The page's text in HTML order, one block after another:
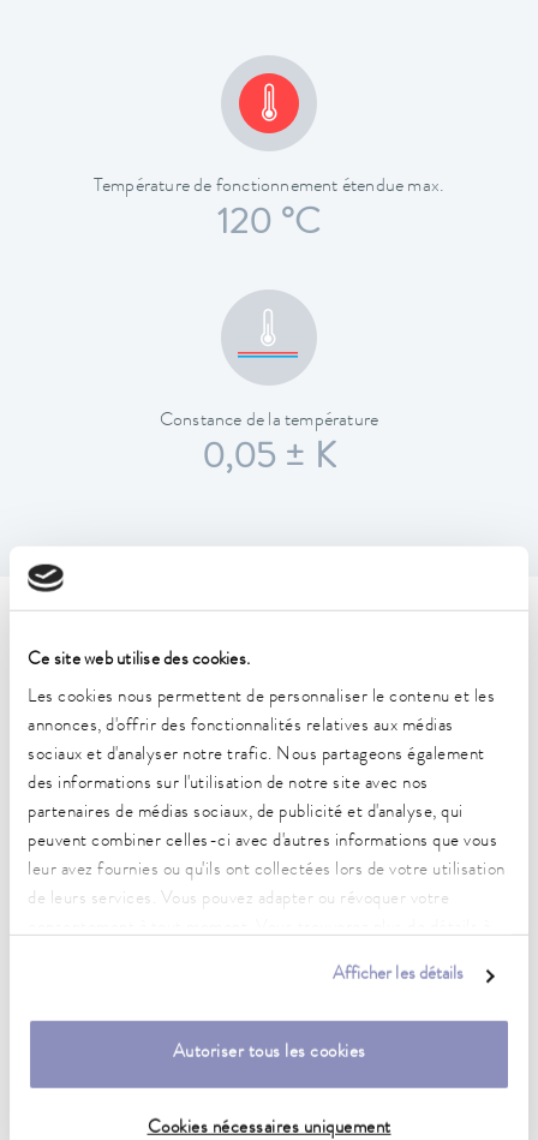
Ce site web utilise des cookies.
Les cookies nous permettent de personnaliser le contenu et les
annonces, d'offrir des fonctionnalités relatives aux médias
sociaux et d'analyser notre trafic. Nous partageons également
des informations sur l'utilisation de notre site avec nos
partenaires de médias sociaux, de publicité et d'analyse, qui
peuvent combiner celles-ci avec d'autres informations que vous
leur avez fournies ou qu'ils ont collectées lors de votre utilisation
de leurs services. Vous pouvez adapter ou révoquer votre
Afficher les détails
Autoriser tous les cookies
Cookies nécessaires uniquement
Température de fonctionnement étendue max.
120 °C
Constance de la température
0,05 ± K
(selon DIN 12876)
Plage de température de fonctionnement
-32 ... 120 °C
Plage de température ambiante
5 ... 40 °C
Constance de la température
0,05 ± K
11 kW